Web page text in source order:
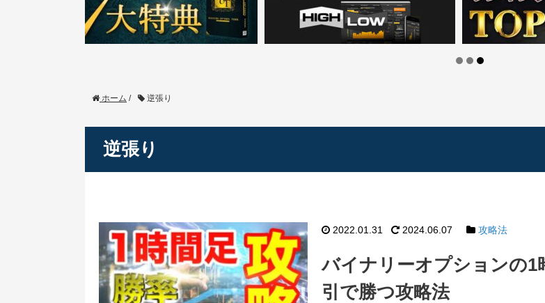
ホーム / 逆張り
逆張り
2022.01.31 2024.06.07 攻略法
バイナリーオプションの1
引で勝つ攻略法